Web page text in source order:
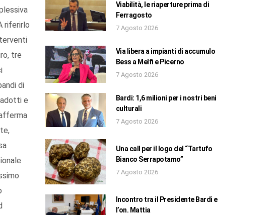
riferirlo
tre
di
e
Viabilità, le riaperture prima di
Ferragosto
7 Agosto 2026
Via libera a impianti di accumulo
Bess a Melfi e Picerno
7 Agosto 2026
Bardi: 1,6 milioni per i nostri beni
culturali
7 Agosto 2026
Una call per il logo del “Tartufo
Bianco Serrapotamo”
7 Agosto 2026
Incontro tra il Presidente Bardi e
l’on. Mattia